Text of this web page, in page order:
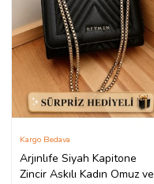
Arjınlıfe Siyah Kapitone
Zincir Askılı Kadın Omuz ve
Kargo Bedava